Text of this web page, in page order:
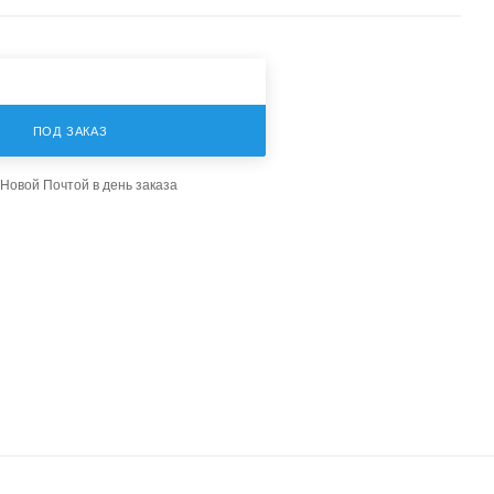
ПОД ЗАКАЗ
Почтой в день заказа